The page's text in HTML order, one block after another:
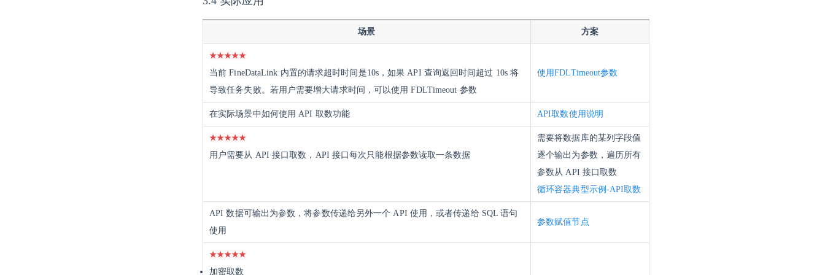
场景 方案
★★★★★
当前 FineDataLink 内置的请求超时时间是10s，如果 API 查询返回时间超过 10s 将
导致任务失败。若用户需要增大请求时间，可以使用 FDLTimeout 参数
使用FDLTimeout参数
在实际场景中如何使用 API 取数功能 API取数使用说明
★★★★★
用户需要从 API 接口取数，API 接口每次只能根据参数读取一条数据
需要将数据库的某列字段值
逐个输出为参数， 遍历所有
参数从 API 接口取数
循环容器典型示例-API取数
API 数据可输出为参数，将参数传递给另外一个 API 使用，或者传递给 SQL 语句
使用
参数赋值节点
★★★★★
加密取数